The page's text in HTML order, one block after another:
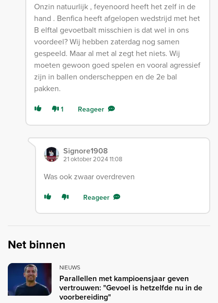
Onzin natuurlijk , feyenoord heeft het zelf in de
hand . Benfica heeft afgelopen wedstrijd met het
B elftal gevoetbalt misschien is dat wel in ons
voordeel? Wij hebben zaterdag nog samen
gespeeld. Maar al met al zegt het niets. Wij
moeten gewoon goed spelen en vooral agressief
zijn in ballen onderscheppen en de 2e bal
pakken.
1 Reageer
Signore1908
21 oktober 2024 11:08
Was ook zwaar overdreven
Reageer
Net binnen
NIEUWS
Parallellen met kampioensjaar geven
vertrouwen: "Gevoel is hetzelfde nu in de
voorbereiding"